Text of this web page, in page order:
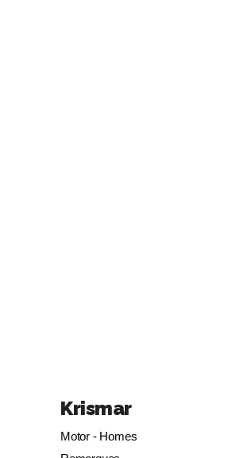
Krismar
Motor - Homes